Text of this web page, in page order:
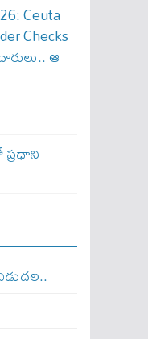
Ceuta
Checks
ఆ
ప్రధాని